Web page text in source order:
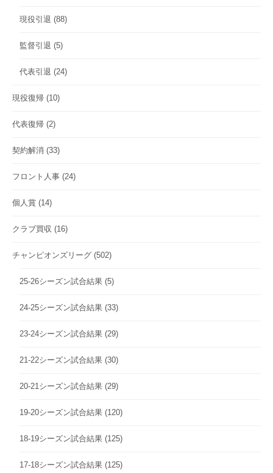
現役引退 (88)
監督引退 (5)
代表引退 (24)
現役復帰 (10)
代表復帰 (2)
契約解消 (33)
フロント人事 (24)
個人賞 (14)
クラブ買収 (16)
チャンピオンズリーグ (502)
25-26シーズン試合結果 (5)
24-25シーズン試合結果 (33)
23-24シーズン試合結果 (29)
21-22シーズン試合結果 (30)
20-21シーズン試合結果 (29)
19-20シーズン試合結果 (120)
18-19シーズン試合結果 (125)
17-18シーズン試合結果 (125)